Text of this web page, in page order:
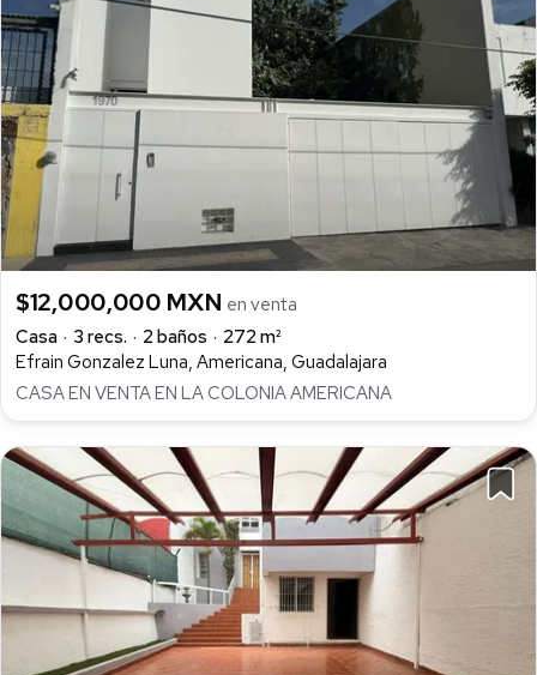
$12,000,000 MXN en venta
Casa
3 recs. 2 baños
272 m²
Efrain Gonzalez Luna, Americana, Guadalajara
CASA EN VENTA EN LA COLONIA AMERICANA